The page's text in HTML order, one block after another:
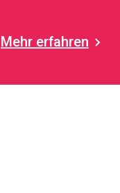
Mehr erfahren